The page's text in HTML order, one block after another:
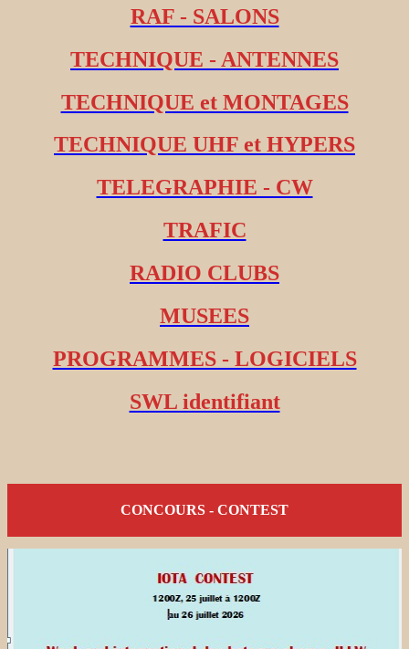
RAF - SALONS
TECHNIQUE - ANTENNES
TECHNIQUE et MONTAGES
TECHNIQUE UHF et HYPERS
TELEGRAPHIE - CW
TRAFIC
RADIO CLUBS
MUSEES
PROGRAMMES - LOGICIELS
SWL identifiant
CONCOURS - CONTEST